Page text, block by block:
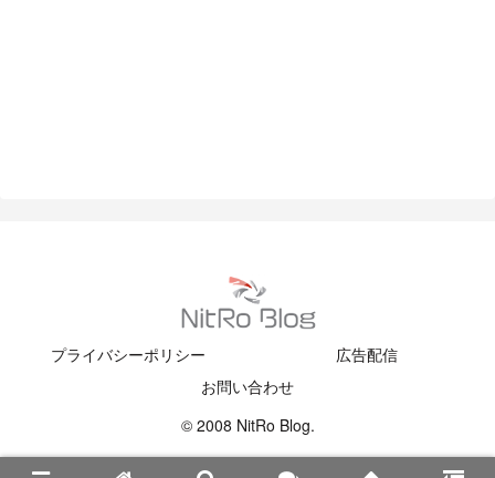
プライバシーポリシー
広告配信
お問い合わせ
© 2008 NitRo Blog.